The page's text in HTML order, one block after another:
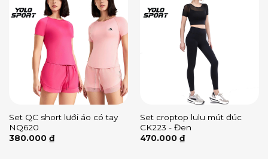
Set QC short lưới áo có tay
NQ620
380.000 ₫
Set croptop lulu mút đúc
CK223 - Đen
470.000 ₫